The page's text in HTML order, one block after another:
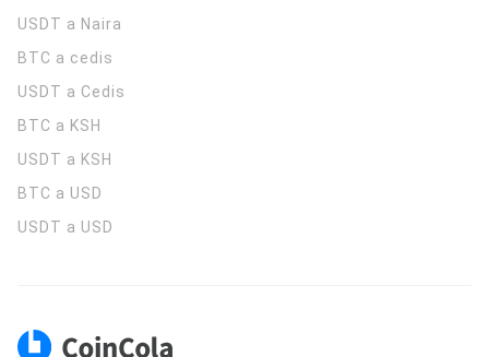
USDT a Naira
BTC a cedis
USDT a Cedis
BTC a KSH
USDT a KSH
BTC a USD
USDT a USD